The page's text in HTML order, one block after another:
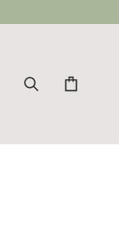
traži košara